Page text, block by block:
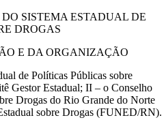
SISTEMA ESTADUAL DE
DROGAS
E DA ORGANIZAÇÃO
de Políticas Públicas sobre
Gestor Estadual; II – o Conselho
Drogas do Rio Grande do Norte
sobre Drogas (FUNED/RN).